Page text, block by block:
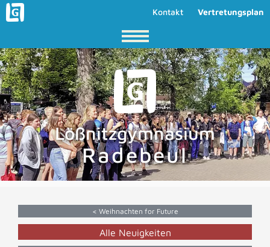
Kontakt Vertretungsplan
Lößnitzgymnasium
Radebeul
< Weihnachten for Future
Alle Neuigkeiten